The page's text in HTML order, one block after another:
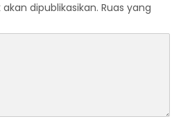
dipublikasikan. Ruas yang